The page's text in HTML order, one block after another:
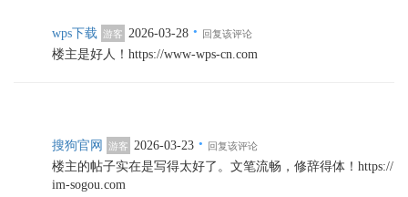
wps下载 游客 2026-03-28 · 回复该评论
楼主是好人！https://www-wps-cn.com
搜狗官网 游客 2026-03-23 · 回复该评论
楼主的帖子实在是写得太好了。文笔流畅，修辞得体！https://
im-sogou.com